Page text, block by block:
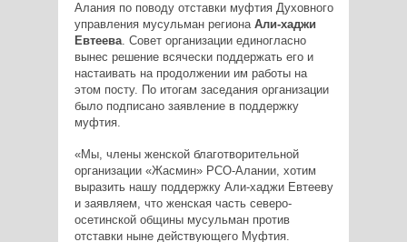
Алания по поводу отставки муфтия Духовного
управления мусульман регионаАли-хаджи
Евтеева. Совет организации единогласно
вынес решение всячески поддержать его и
настаивать на продолжении им работы на
этом посту. По итогам заседания организации
было подписано заявление в поддержку
муфтия.
«Мы, члены женской благотворительной
организации «Жасмин» РСО-Алании, хотим
выразить нашу поддержку Али-хаджи Евтееву
и заявляем, что женская часть северо-
осетинской общины мусульман против
отставки ныне действующего Муфтия.